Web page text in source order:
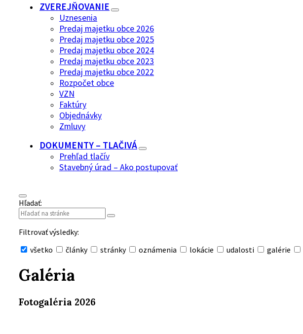
ZVEREJŇOVANIE
Uznesenia
Predaj majetku obce 2026
Predaj majetku obce 2025
Predaj majetku obce 2024
Predaj majetku obce 2023
Predaj majetku obce 2022
Rozpočet obce
VZN
Faktúry
Objednávky
Zmluvy
DOKUMENTY – TLAČIVÁ
Prehľad tlačív
Stavebný úrad – Ako postupovať
Hľadať:
Filtrovať výsledky:
všetko
články stránky oznámenia lokácie udalosti galérie
vyhľadávanie
Galéria
Fotogaléria 2026